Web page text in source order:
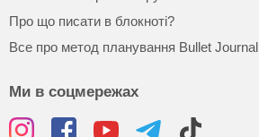
Про що писати в блокноті?
Все про метод планування Bullet Journal
Ми в соцмережах